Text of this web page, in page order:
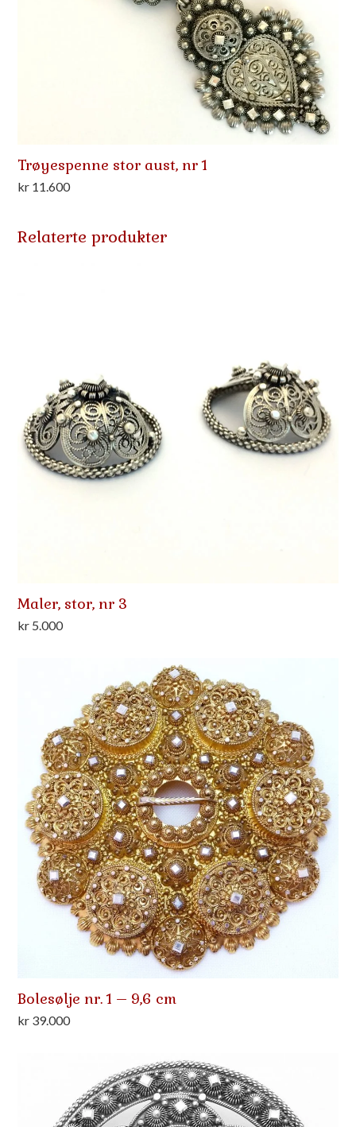
Trøyespenne stor aust, nr 1
kr 11.600
Relaterte produkter
Maler, stor, nr 3
kr 5.000
Bolesølje nr. 1 – 9,6 cm
kr 39.000